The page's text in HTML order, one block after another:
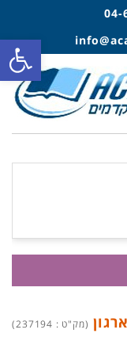
04-
(מק"ט : 237194)
פתח